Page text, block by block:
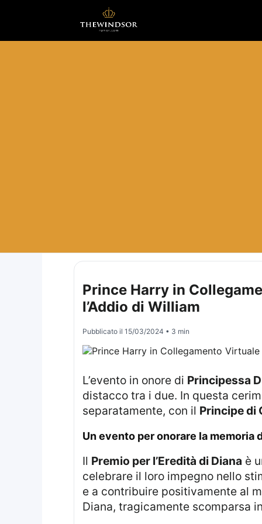
Prince Harry in
l’Addio di William
Pubblicato il 15/03/2024 • 3 min
L’evento in onore di Principessa
distacco tra i due. In questa
separatamente, con il Principe di
un evento per onorare la memoria
Il Premio per l’Eredità di Diana è
celebrare il loro impegno nello
e a contribuire positivamente al
Diana, tragicamente scomparsa